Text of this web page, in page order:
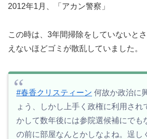
2012年1月、「アカン警察」
この時は、3年間掃除をしていないと
えないほどゴミが散乱していました。
#春香クリスティーン 何故か政治に
ょう、しかし上手く政権に利用され
かして数年後には参院選候補にでも
の前に部屋なんとかしなよね。逞し